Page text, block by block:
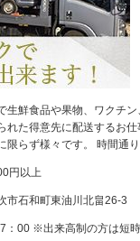
生鮮食品や果物、ワクチ
れた得意先に配送するお
限らず様々です。 時間通
円以上
市石和町東油川北畠26-3
：00 ※出来高制の方は短